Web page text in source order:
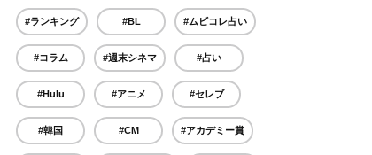
#ランキング #BL #ムビコレ占い
#コラム #週末シネマ #占い
#Hulu #アニメ #セレブ
#韓国 #CM #アカデミー賞